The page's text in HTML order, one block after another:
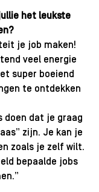
het leukste
je job maken!
veel energie
super boeiend
te ontdekken
doen dat je graag
zijn. Je kan je
zoals je zelf wilt.
bepaalde jobs